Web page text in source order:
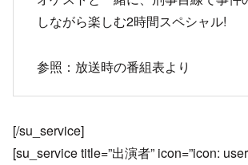
しながら楽しむ2時間スペシャル!
参照：放送時の番組表より
[/su_service]
[su_service title=”出演者” icon=”icon: